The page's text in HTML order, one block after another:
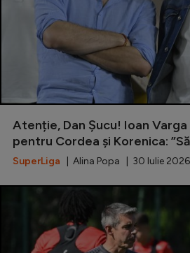
Atenție, Dan Șucu! Ioan
pentru Cordea și Korenica:
SuperLiga | Alina Popa | 30 Iulie